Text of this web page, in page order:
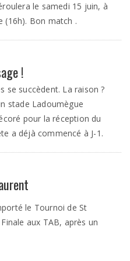
le samedi 15 juin, à
(16h). Bon match .
!
se succèdent. La raison ?
stade Ladoumègue
pour la réception du
a déjà commencé à J-1.
le Tournoi de St
aux TAB, après un